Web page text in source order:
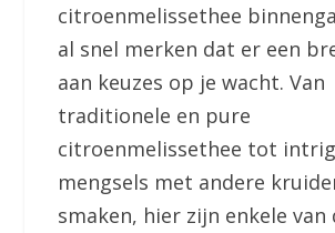
citroenmelissethee
al snel merken dat er een
aan keuzes op je wacht. Van
traditionele en pure
citroenmelissethee tot
mengsels met andere
smaken, hier zijn enkele van